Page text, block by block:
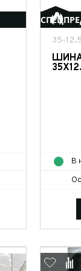
35-
ШИНА
В